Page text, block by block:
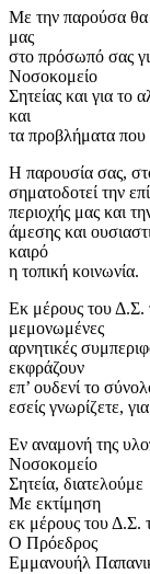
Με την παρούσα θα
μας
στο πρόσωπό σας
Νοσοκομείο
Σητείας και για το
και
τα προβλήματα που
Η παρουσία σας,
σηματοδοτεί την
περιοχής μας και
άμεσης και
καιρό
η τοπική κοινωνία.
Εκ μέρους του Δ.Σ.
μεμονωμένες
αρνητικές
εκφράζουν
επ’ ουδενί το
εσείς γνωρίζετε,
Εν αναμονή της
Νοσοκομείο
Σητεία, διατελούμε
Με εκτίμηση
εκ μέρους του
Ο Πρόεδρος
Εμμανουήλ